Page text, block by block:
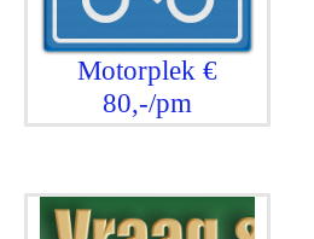
Motorplek €
80,-/pm